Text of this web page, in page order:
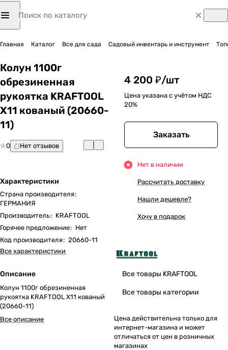
Главная Каталог Все для сада Садовый инвентарь и инструмент
Колун 1100г
обрезиненная
рукоятка KRAFTOOL
X11 кованый (20660-
11)
0 Нет отзывов
Характеристики
Страна производителя:
ГЕРМАНИЯ
Производитель: KRAFTOOL
Горячее предложение: Нет
Код производителя: 20660-11
Все характеристики
Описание
Колун 1100г обрезиненная
рукоятка KRAFTOOL X11 кованый
(20660-11)
Все описание
4 200 ₽/шт
Цена указана с учётом НДС
20%
Заказать
Нет в наличии
Рассчитать доставку
Нашли дешевле?
Хочу в подарок
Все товары KRAFTOOL
Все товары категории
Цена действительна только для
интернет-магазина и может
отличаться от цен в розничных
магазинах